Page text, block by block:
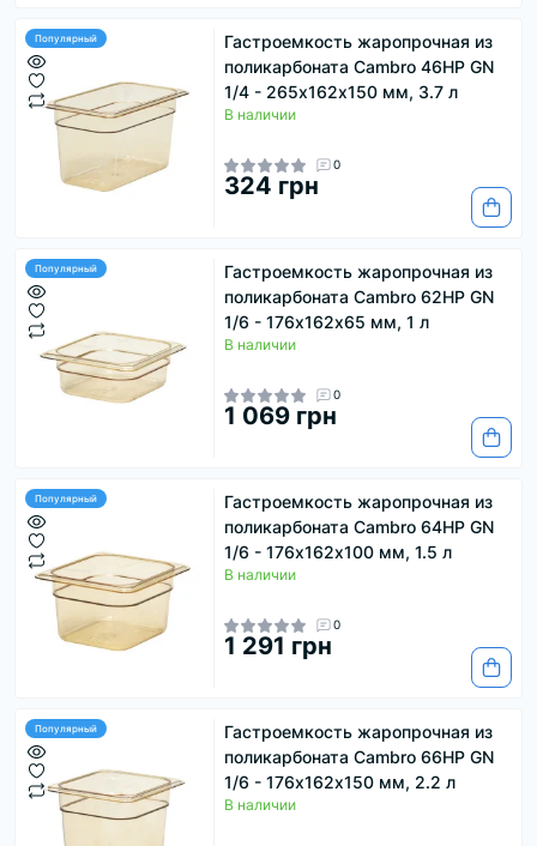
Популярный
Гастроемкость жаропрочная из
поликарбоната Cambro 46HP GN
1/4 - 265х162х150 мм, 3.7 л
В наличии
0
324 грн
Популярный
Гастроемкость жаропрочная из
поликарбоната Cambro 62HP GN
1/6 - 176х162х65 мм, 1 л
В наличии
0
1 069 грн
Популярный
Гастроемкость жаропрочная из
поликарбоната Cambro 64HP GN
1/6 - 176х162х100 мм, 1.5 л
В наличии
0
1 291 грн
Популярный
Гастроемкость жаропрочная из
поликарбоната Cambro 66HP GN
1/6 - 176х162х150 мм, 2.2 л
В наличии